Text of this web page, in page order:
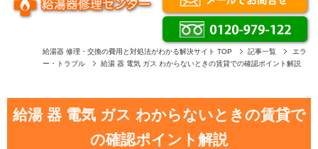
給湯器 修理・交換の費用と対処法がわかる解決サイト TOP 記事一覧
エラ
ー・トラブル
給湯 器 電気 ガス わからないときの賃貸での確認ポイント解説
給湯 器 電気 ガス わからないときの賃貸で
の確認ポイント解説